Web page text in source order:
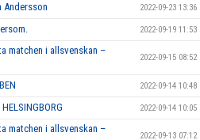
Andersson 2022-09-23 13:36
2022-09-19 11:53
matchen i allsvenskan –
2022-09-15 08:52
2022-09-14 10:48
2022-09-14 10:05
matchen i allsvenskan –
2022-09-13 07:12